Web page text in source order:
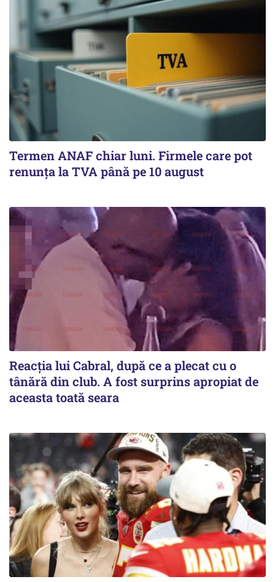
Termen ANAF chiar luni. Firmele care pot
renunța la TVA până pe 10 august
Reacția lui Cabral, după ce a plecat cu o
tânără din club. A fost surprins apropiat de
aceasta toată seara